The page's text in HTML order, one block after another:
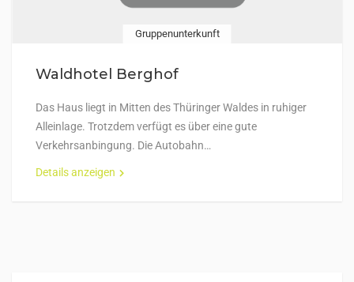
Gruppenunterkunft
Waldhotel Berghof
Das Haus liegt in Mitten des Thüringer Waldes in ruhiger
Alleinlage. Trotzdem verfügt es über eine gute
Verkehrsanbingung. Die Autobahn…
Details anzeigen